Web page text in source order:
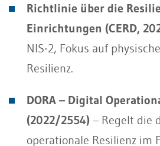
Richtlinie über die
Einrichtungen (CERD,
NIS‑2, Fokus auf
Resilienz.
DORA – Digital
(2022/2554) – Regelt die
operationale Resilienz im